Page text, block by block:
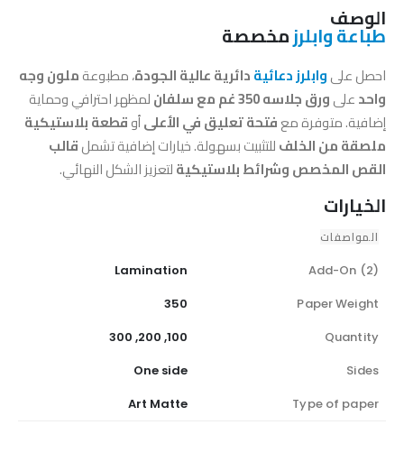
الوصف
طباعة وابلرزمخصصة
احصل علىوابلرز دعائيةدائرية عالية الجودة، مطبوعةملون وجه
واحدعلىورق جلاسه 350 غم مع سلفان
لمظهر احترافي وحماية
إضافية. متوفرة معفتحة تعليق في الأعلىأوقطعة بلاستيكية
ملصقة من الخلفللتثبيت بسهولة. خيارات إضافية تشملقالب
القص المخصص وشرائط بلاستيكيةلتعزيز الشكل النهائي.
الخيارات
المواصفات
Add-On (2)
Lamination
Paper Weight
350
Quantity
100, 200, 300
Sides
One side
Type of paper
Art Matte